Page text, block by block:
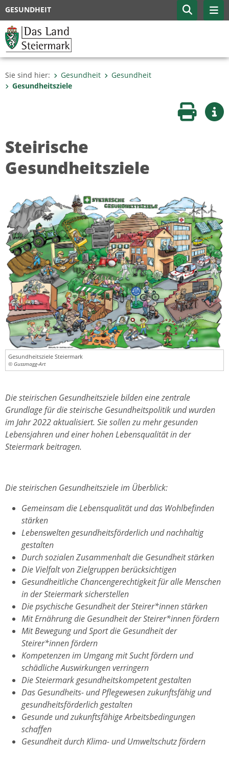
GESUNDHEIT
Sie sind hier: Gesundheit
Gesundheit
Gesundheitsziele
Seite
Steirische
Gesundheitsziele
Gesundheitsziele Steiermark
© Gussmagg-Art
Die steirischen Gesundheitsziele bilden eine zentrale
Grundlage für die steirische Gesundheitspolitik und wurden
im Jahr 2022 aktualisiert. Sie sollen zu mehr gesunden
Lebensjahren und einer hohen Lebensqualität in der
Steiermark beitragen.
Die steirischen Gesundheitsziele im Überblick:
Gemeinsam die Lebensqualität und das Wohlbefinden
stärken
Lebenswelten gesundheitsförderlich und nachhaltig
gestalten
Durch sozialen Zusammenhalt die Gesundheit stärken
Die Vielfalt von Zielgruppen berücksichtigen
Gesundheitliche Chancengerechtigkeit für alle Menschen
in der Steiermark sicherstellen
Die psychische Gesundheit der Steirer*innen stärken
Mit Ernährung die Gesundheit der Steirer*innen fördern
Mit Bewegung und Sport die Gesundheit der
Steirer*innen fördern
Kompetenzen im Umgang mit Sucht fördern und
schädliche Auswirkungen verringern
Die Steiermark gesundheitskompetent gestalten
Das Gesundheits- und Pflegewesen zukunftsfähig und
gesundheitsförderlich gestalten
Gesunde und zukunftsfähige Arbeitsbedingungen
schaffen
Gesundheit durch Klima- und Umweltschutz fördern